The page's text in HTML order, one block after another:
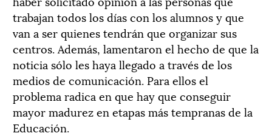
trabajan todos los días con los alumnos y que
van a ser quienes tendrán que organizar sus
centros. Además, lamentaron el hecho de que la
noticia sólo les haya llegado a través de los
medios de comunicación. Para ellos el
problema radica en que hay que conseguir
mayor madurez en etapas más tempranas de la
Educación.